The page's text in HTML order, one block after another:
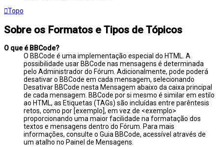
Topo
Sobre os Formatos e Tipos de Tópicos
O que é BBCode?
O BBCode é uma implementação especial do HTML. A
possibilidade usar BBCode nas mensagens é determinada
pelo Administrador do Fórum. Adicionalmente, pode poderá
desativar o BBCode em cada mensagem, selecionando
Desativar BBCode nesta Mensagem abaixo da caixa principal
de cada mensagem. BBCode por si mesmo é similar em estilo
ao HTML, as Etiquetas (TAGs) são incluídas entre parêntesis
retos, como por [exemplo], em vez de <exemplo>
proporcionando uma maior facilidade na formatação dos
textos e mensagens dentro do Fórum. Para mais
informações, consulte o Guia BBCode, acessível através de
um atalho no Painel de Mensagens.